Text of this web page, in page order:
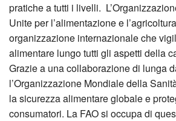
pratiche a tutti i livelli.
Unite per l’alimentazione e
organizzazione internazionale che
alimentare lungo tutti gli aspetti della
Grazie a una collaborazione di lunga
l’Organizzazione Mondiale della
la sicurezza alimentare globale e
consumatori. La FAO si occupa di